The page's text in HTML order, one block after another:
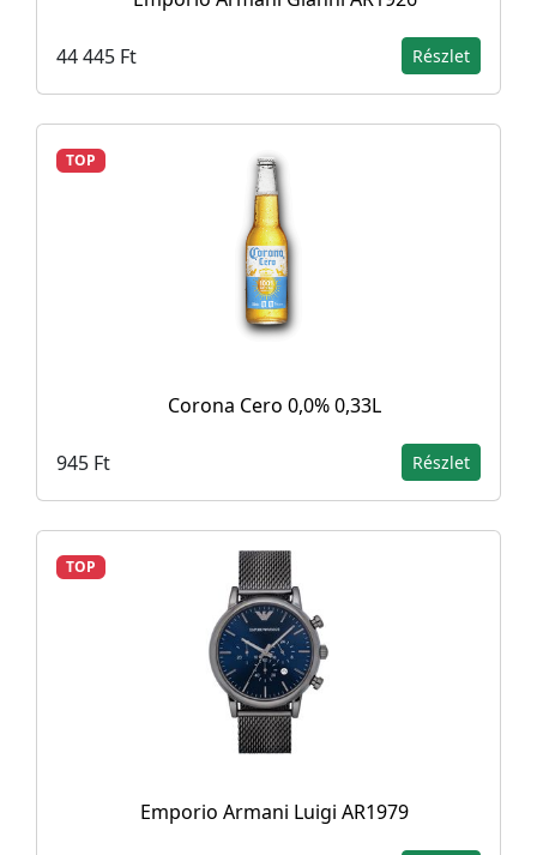
44 445 Ft Részlet
TOP
Corona Cero 0,0% 0,33L
945 Ft Részlet
TOP
Emporio Armani Luigi AR1979